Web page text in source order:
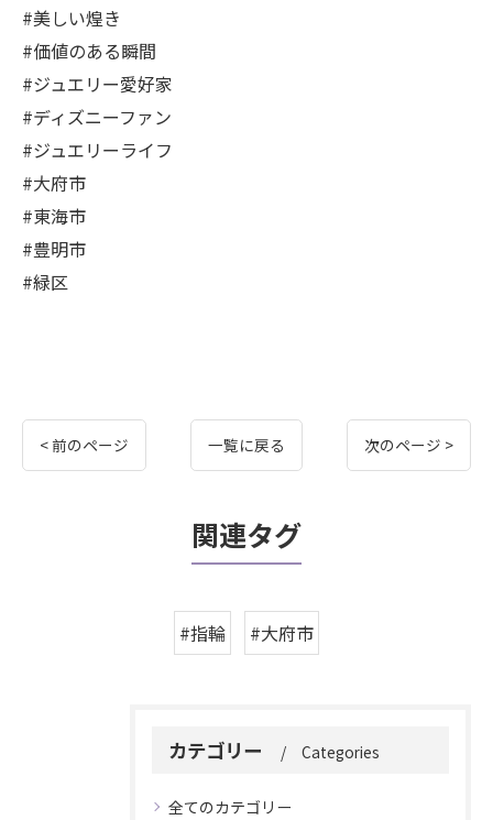
#美しい煌き
#価値のある瞬間
#ジュエリー愛好家
#ディズニーファン
#ジュエリーライフ
#大府市
#東海市
#豊明市
#緑区
< 前のページ 一覧に戻る 次のページ >
関連タグ
#指輪 #大府市
カテゴリー Categories
全てのカテゴリー